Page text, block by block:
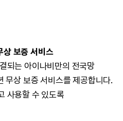
상 보증 서비스
되는 아이나비만의 전국망
무상 보증 서비스를 제공합니다.
사용할 수 있도록